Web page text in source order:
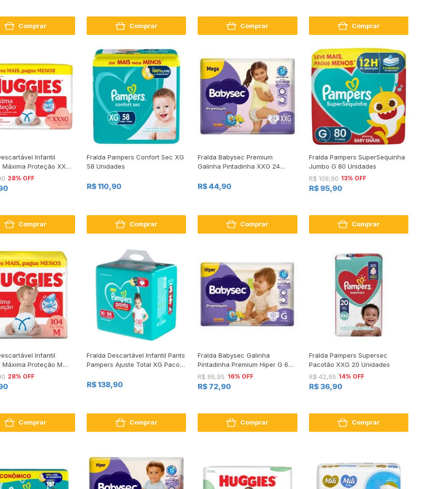
Comprar Comprar Comprar Comprar
Infantil
Proteção XXXG
Unidades Leve Mais
28% OFF
Comprar
Fralda Pampers Confort Sec XG
58 Unidades
R$ 110,90
Comprar
Fralda Babysec Premium
Galinha Pintadinha XXG 24
R$ 44,90
Comprar
Fralda Pampers SuperSequinha
Jumbo G 80 Unidades
R$ 109,90 13% OFF
R$ 95,90
Comprar
Infantil
Máxima Proteção M
Unidades Leve Mais
28% OFF
Comprar
Fralda Descartável Infantil Pants
Pampers Ajuste Total XG Pacote
R$ 138,90
Comprar
Fralda Babysec Galinha
Pintadinha Premium Hiper G 60
Unidades
R$ 86,95 16% OFF
R$ 72,90
Comprar
Fralda Pampers Supersec
Pacotão XXG 20 Unidades
R$ 42,95 14% OFF
R$ 36,90
Comprar